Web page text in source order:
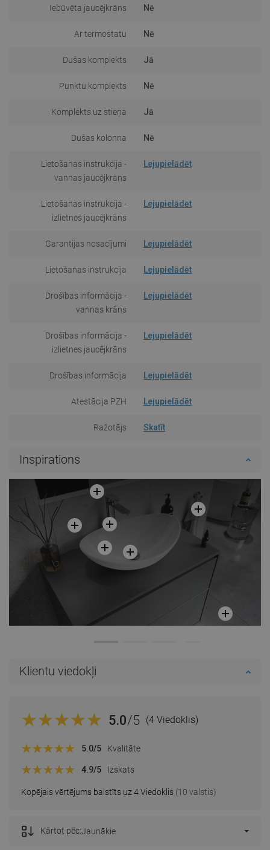
Iebūvēta jaucējkrāns Nē
Ar termostatu Nē
Dušas komplekts Jā
Punktu komplekts Nē
Komplekts uz stieņa Jā
Dušas kolonna Nē
Lietošanas instrukcija -
vannas jaucējkrāns
Lejupielādēt
Lietošanas instrukcija -
izlietnes jaucējkrāns
Lejupielādēt
Garantijas nosacījumi Lejupielādēt
Lietošanas instrukcija Lejupielādēt
Drošības informācija -
vannas krāns
Lejupielādēt
Drošības informācija -
izlietnes jaucējkrāns
Lejupielādēt
Drošības informācija Lejupielādēt
Atestācija PZH Lejupielādēt
Ražotājs Skatīt
Inspirations
Klientu viedokļi
5.0/5 (4 Viedoklis)
Kopējais vērtējums balstīts uz 4 Viedoklis (10 valstis)
5.0/5 Kvalitāte
4.9/5 Izskats
Kārtot pēc:Jaunākie